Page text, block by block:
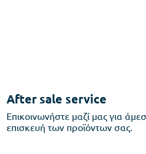
After sale service
Επικοινωνήστε μαζί μας για
επισκευή των προϊόντων σας.